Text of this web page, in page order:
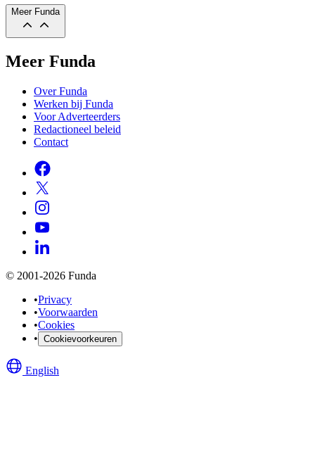
Meer Funda
Meer Funda
Over Funda
Werken bij Funda
Voor Adverteerders
Redactioneel beleid
Contact
© 2001-2026 Funda
•Privacy
•Voorwaarden
•Cookies
• Cookievoorkeuren
English